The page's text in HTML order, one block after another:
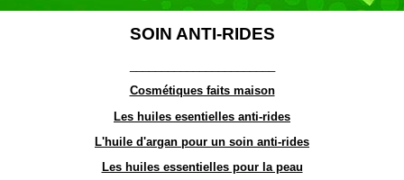
SOIN ANTI-RIDES
Cosmétiques faits maison
Les huiles esentielles anti-rides
L'huile d'argan pour un soin anti-rides
Les huiles essentielles pour la peau